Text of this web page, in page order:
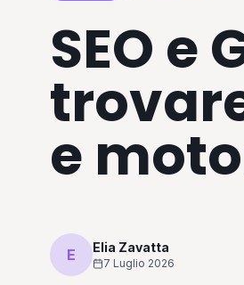
SEO e
e
E Elia Zavatta
7 Luglio 2026